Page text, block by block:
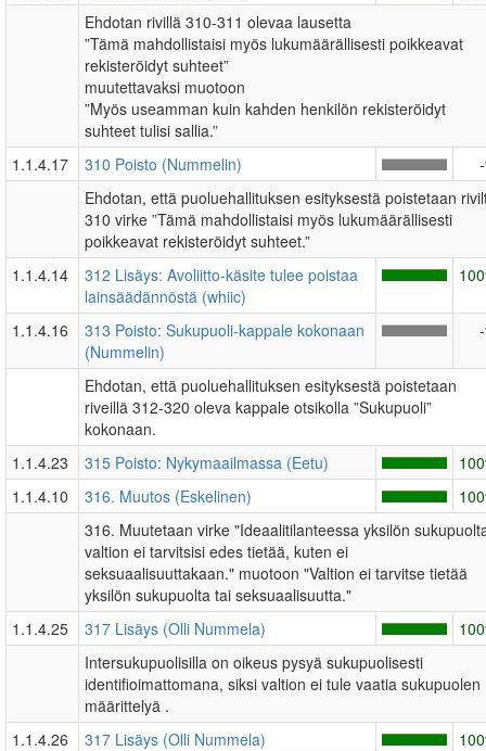
Ehdotan rivillä 310-311 olevaa lausetta
”Tämä mahdollistaisi myös lukumäärällisesti poikkeavat
rekisteröidyt suhteet”
muutettavaksi muotoon
”Myös useamman kuin kahden henkilön rekisteröidyt
suhteet tulisi sallia.”
1.1.4.17
310 Poisto (Nummelin)
Ehdotan, että puoluehallituksen esityksestä poistetaan
310 virke ”Tämä mahdollistaisi myös lukumäärällisesti
poikkeavat rekisteröidyt suhteet.”
1.1.4.14
312 Lisäys: Avoliitto-käsite tulee poistaa
lainsäädännöstä (whiic)
1.1.4.16
313 Poisto: Sukupuoli-kappale kokonaan
(Nummelin)
Ehdotan, että puoluehallituksen esityksestä poistetaan
riveillä 312-320 oleva kappale otsikolla ”Sukupuoli”
kokonaan.
1.1.4.23
315 Poisto: Nykymaailmassa (Eetu)
1.1.4.10
316. Muutos (Eskelinen)
316. Muutetaan virke "Ideaalitilanteessa yksilön
valtion ei tarvitsisi edes tietää, kuten ei
seksuaalisuuttakaan." muotoon "Valtion ei tarvitse tietää
yksilön sukupuolta tai seksuaalisuutta."
1.1.4.25
317 Lisäys (Olli Nummela)
Intersukupuolisilla on oikeus pysyä sukupuolisesti
identifioimattomana, siksi valtion ei tule vaatia sukupuolen
määrittelyä .
1.1.4.26
317 Lisäys (Olli Nummela)